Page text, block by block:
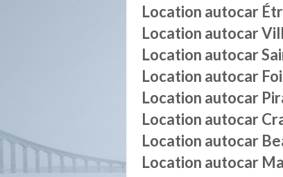
Location autocar
Location autocar
Location autocar
Location autocar
Location autocar
Location autocar
Location autocar
Location autocar